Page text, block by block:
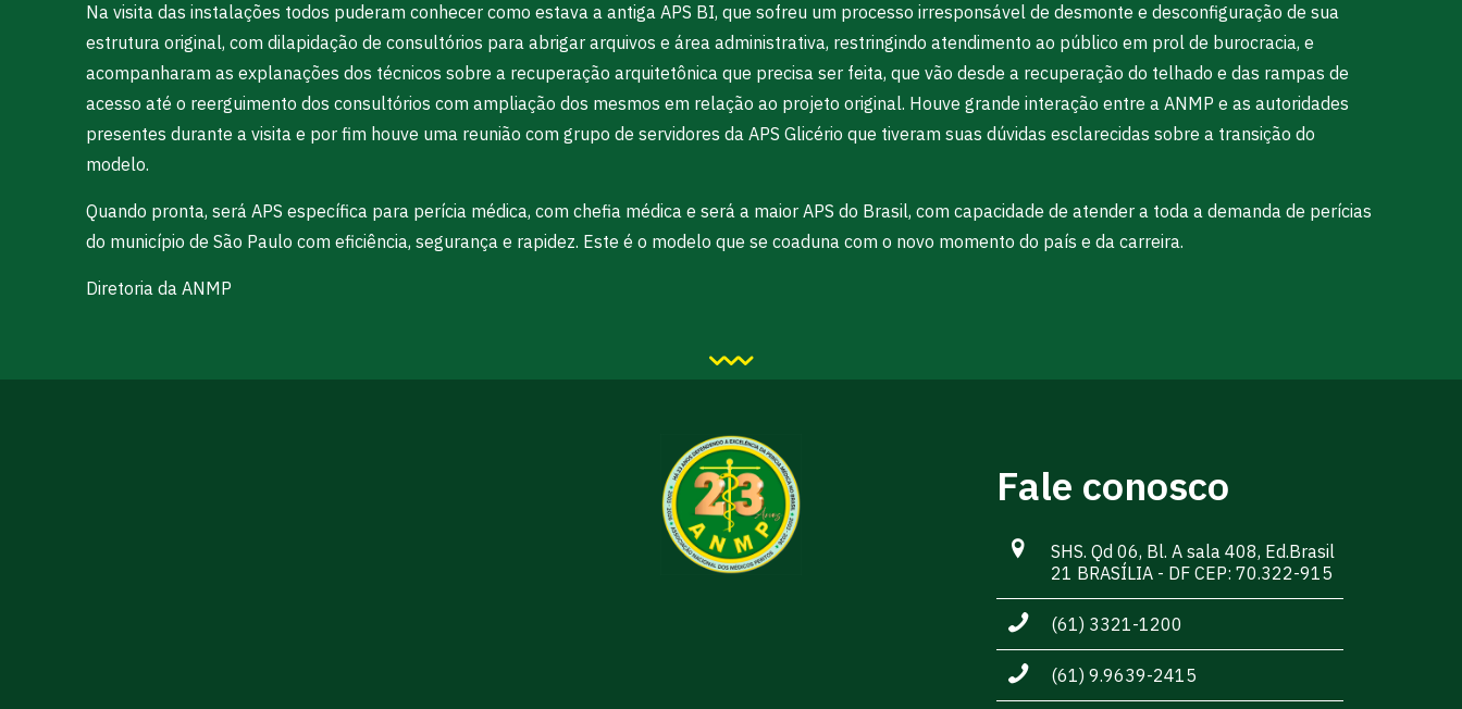
Na visita das instalações todos puderam conhecer como estava a antiga APS BI, que sofreu um processo irresponsável de desmonte e desconfiguração de sua
estrutura original, com dilapidação de consultórios para abrigar arquivos e área administrativa, restringindo atendimento ao público em prol de burocracia, e
acompanharam as explanações dos técnicos sobre a recuperação arquitetônica que precisa ser feita, que vão desde a recuperação do telhado e das rampas de
acesso até o reerguimento dos consultórios com ampliação dos mesmos em relação ao projeto original. Houve grande interação entre a ANMP e as autoridades
presentes durante a visita e por fim houve uma reunião com grupo de servidores da APS Glicério que tiveram suas dúvidas esclarecidas sobre a transição do
modelo.
Quando pronta, será APS específica para perícia médica, com chefia médica e será a maior APS do Brasil, com capacidade de atender a toda a demanda de perícias
do município de São Paulo com eficiência, segurança e rapidez. Este é o modelo que se coaduna com o novo momento do país e da carreira.
Diretoria da ANMP
Fale conosco
SHS. Qd 06, Bl. A sala 408, Ed.Brasil
21 BRASÍLIA - DF CEP: 70.322-915
(61) 3321-1200
(61) 9.9639-2415